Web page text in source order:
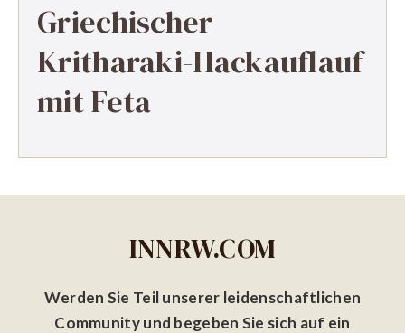
Griechischer
Kritharaki-Hackauflauf
mit Feta
INNRW.COM
Werden Sie Teil unserer leidenschaftlichen
Community und begeben Sie sich auf ein